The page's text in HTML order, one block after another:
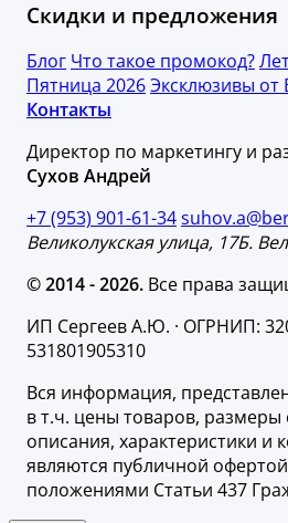
Скидки и предложения
Блог Что такое промокод?
Пятница 2026Эксклюзивы от
Контакты
Директор по маркетингу и
Сухов Андрей
+7 (953) 901-61-34
Великолукская улица, 17Б.
© 2014 - 2026. Все права
ИП Сергеев А.Ю. · ОГРНИП:
531801905310
Вся информация,
в т.ч. цены товаров, размеры
описания, характеристики и
являются публичной
положениями Статьи 437